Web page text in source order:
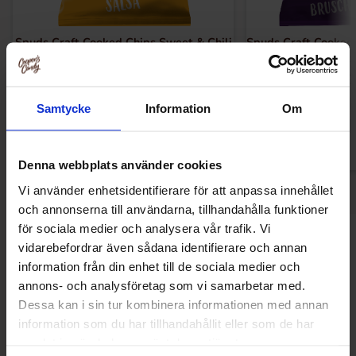
Samtycke Information Om
Denna webbplats använder cookies
Vi använder enhetsidentifierare för att anpassa innehållet
och annonserna till användarna, tillhandahålla funktioner
för sociala medier och analysera vår trafik. Vi
vidarebefordrar även sådana identifierare och annan
information från din enhet till de sociala medier och
annons- och analysföretag som vi samarbetar med.
Dessa kan i sin tur kombinera informationen med annan
information som du har tillhandahållit eller som de har
Spuds Craft Cooked Chips Sweet & Chili
Spuds Craft
Andre kunne lide